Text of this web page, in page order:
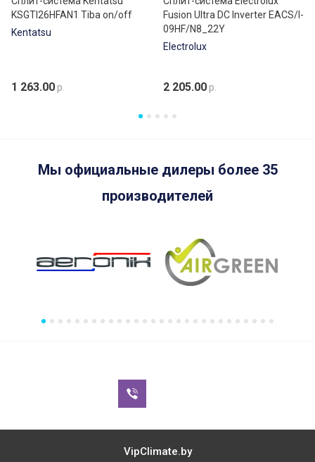
KSGTI26HFAN1 Tiba on/off
Kentatsu
1 263.00 р.
Fusion Ultra DC Inverter EACS/I-
09HF/N8_22Y
Electrolux
2 205.00 р.
Мы официальные дилеры более 35
производителей
VipClimate.by